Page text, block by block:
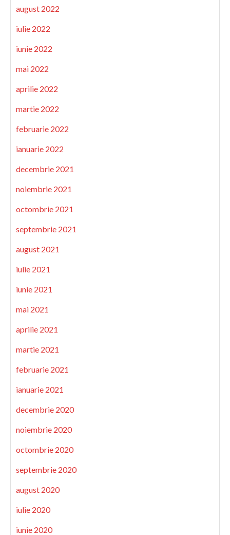
august 2022
iulie 2022
iunie 2022
mai 2022
aprilie 2022
martie 2022
februarie 2022
ianuarie 2022
decembrie 2021
noiembrie 2021
octombrie 2021
septembrie 2021
august 2021
iulie 2021
iunie 2021
mai 2021
aprilie 2021
martie 2021
februarie 2021
ianuarie 2021
decembrie 2020
noiembrie 2020
octombrie 2020
septembrie 2020
august 2020
iulie 2020
iunie 2020